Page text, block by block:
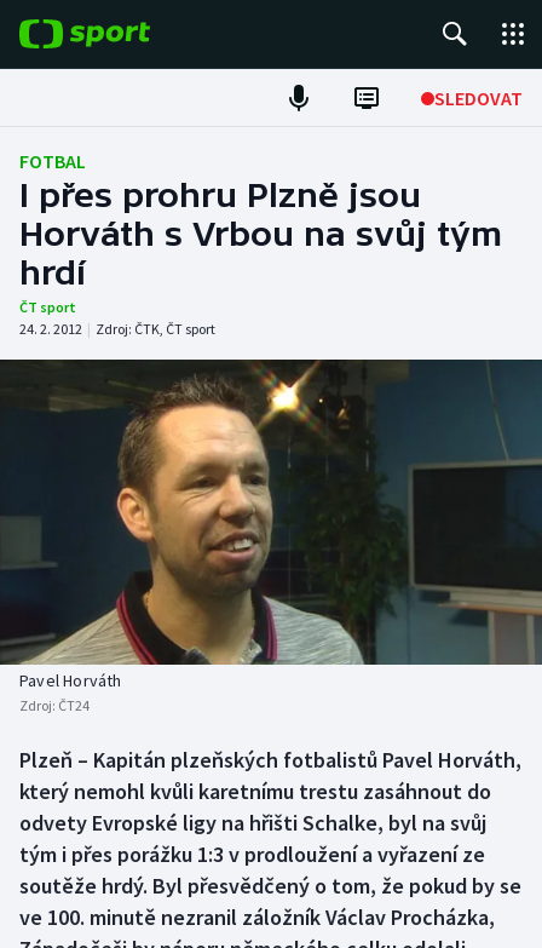
SLEDOVAT
Fotbal
Hokej
Tenis
Atletika
Cyklistika
DALŠÍ SPORTY
Americký fotbal
Baseball a softbal
Basketbal
Biatlon
Box
Curling
Dostihy
NEPŘEHLÉDNĚTE
Soutěže
Historické návraty
Aplikace ČT sport
FOTBAL
I přes prohru Plzně jsou
Horváth s Vrbou na svůj tým
hrdí
ČT sport
24. 2. 2012 | Zdroj: ČTK, ČT sport
Pavel Horváth
Zdroj: ČT24
Plzeň – Kapitán plzeňských fotbalistů Pavel Horváth,
který nemohl kvůli karetnímu trestu zasáhnout do
odvety Evropské ligy na hřišti Schalke, byl na svůj
tým i přes porážku 1:3 v prodloužení a vyřazení ze
soutěže hrdý. Byl přesvědčený o tom, že pokud by se
ve 100. minutě nezranil záložník Václav Procházka,